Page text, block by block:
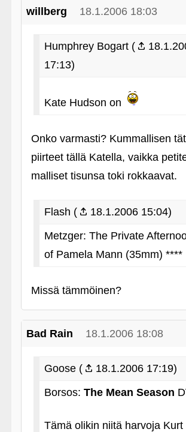
willberg 18.1.2006 18:03
Humphrey Bogart (
17:13)
Kate Hudson on
Onko varmasti? Kummallisen
piirteet tällä Katella, vaikka
malliset tisunsa toki rokkaavat.
Flash (
18.1.2006 15:04)
Metzger: The Private
of Pamela Mann (35mm) ****
Missä tämmöinen?
Bad Rain 18.1.2006 18:08
Goose (
18.1.2006 17:19)
Borsos: The Mean Season
Tämä olikin niitä harvoja Kurt